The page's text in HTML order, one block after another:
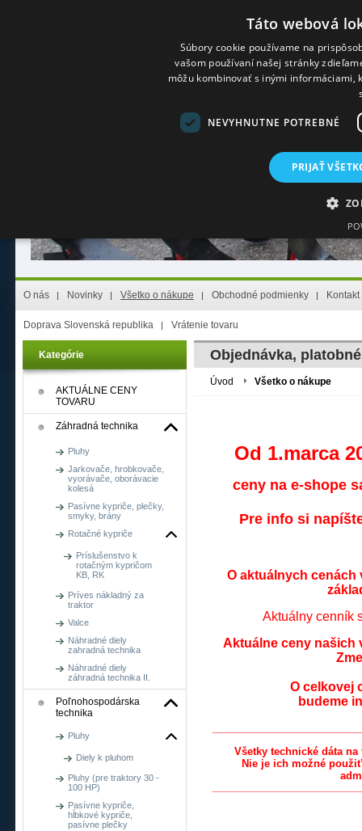
Registrácia(Nový zákazník) Zabudol
O nás Novinky Všetko o nákupe Obchodné podmienky Kontakt
Doprava Slovenská republika Vrátenie tovaru
Kategórie
AKTUÁLNE CENY
TOVARU
Záhradná technika
Pluhy
Jarkovače, hrobkovače,
vyorávače, oborávacie
kolesá
Pasívne kypriče, plečky,
smyky, brány
Rotačné kypriče
Príslušenstvo k
rotačným kypričom
KB, RK
Príves nákladný za
traktor
Valce
Náhradné diely
zahradná technika
Náhradné diely
záhradná technika II.
Poľnohospodárska
technika
Pluhy
Diely k pluhom
Pluhy (pre traktory 30 -
100 HP)
Pasívne kypriče,
hĺbkové kypriče,
pasívne plečky
Objednávka,
Úvod Všetko o nákupe
Od 1.marca
ceny na e-shope
Pre info si
O aktuálnych
Aktuálny cenník
Aktuálne ceny našich
O celkovej
budeme
Všetky technické dáta
Nie je ich možné
Táto webová
Súbory cookie používame na
vašom používaní našej stránky
môžu kombinovať s inými
NEVYHNUTNE POTREBNÉ
PRIJAŤ
Nevyhnutne potrebné súbory cookie umožňujú základné funkcie webovej
nevyhnutne potrebných súborov cookie.
Meno
platnosti
Opis
PHPSESSID
PHP.net
www.shop.agrobon.sk
Cookies
relácie
Cookie
premenných
CookieScriptConsent
CookieScript
www.shop.agrobon.sk
_GRECAPTCHA
www.google.com
6
mesiacov
Google